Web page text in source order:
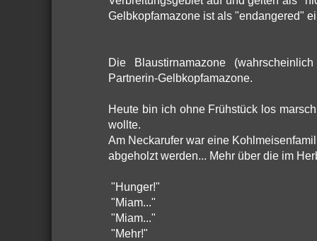
Gelbkopfamazone ist als "endangered"
Die Blaustirnamazone
Partnerin-Gelbkopfamazone.
Heute bin ich ohne Frühstück los
wollte.
Am Neckarufer war eine
abgeholzt werden... Mehr über die im
"Hunger!"
"Miam..."
"Miam..."
"Mehr!"